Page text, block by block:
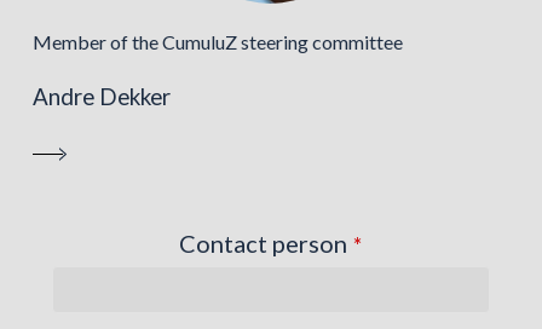
Member of the CumuluZ steering committee
Andre Dekker
Contact person *